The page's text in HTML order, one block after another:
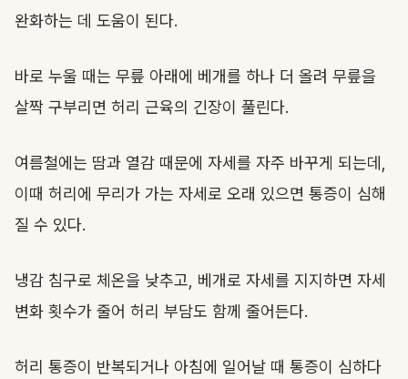
완화하는 데 도움이 된다.
바로 누울 때는 무릎 아래에 베개를 하나 더 올려 무릎을
살짝 구부리면 허리 근육의 긴장이 풀린다.
여름철에는 땀과 열감 때문에 자세를 자주 바꾸게 되는데,
이때 허리에 무리가 가는 자세로 오래 있으면 통증이 심해
질 수 있다.
냉감 침구로 체온을 낮추고, 베개로 자세를 지지하면 자세
변화 횟수가 줄어 허리 부담도 함께 줄어든다.
허리 통증이 반복되거나 아침에 일어날 때 통증이 심하다